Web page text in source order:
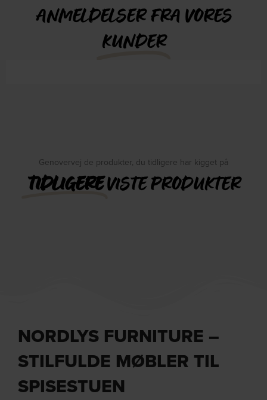
ANMELDELSER FRA VORES
KUNDER
Genovervej de produkter, du tidligere har kigget på
TIDLIGEREVISTE PRODUKTER
NORDLYS FURNITURE –
STILFULDE MØBLER TIL
SPISESTUEN